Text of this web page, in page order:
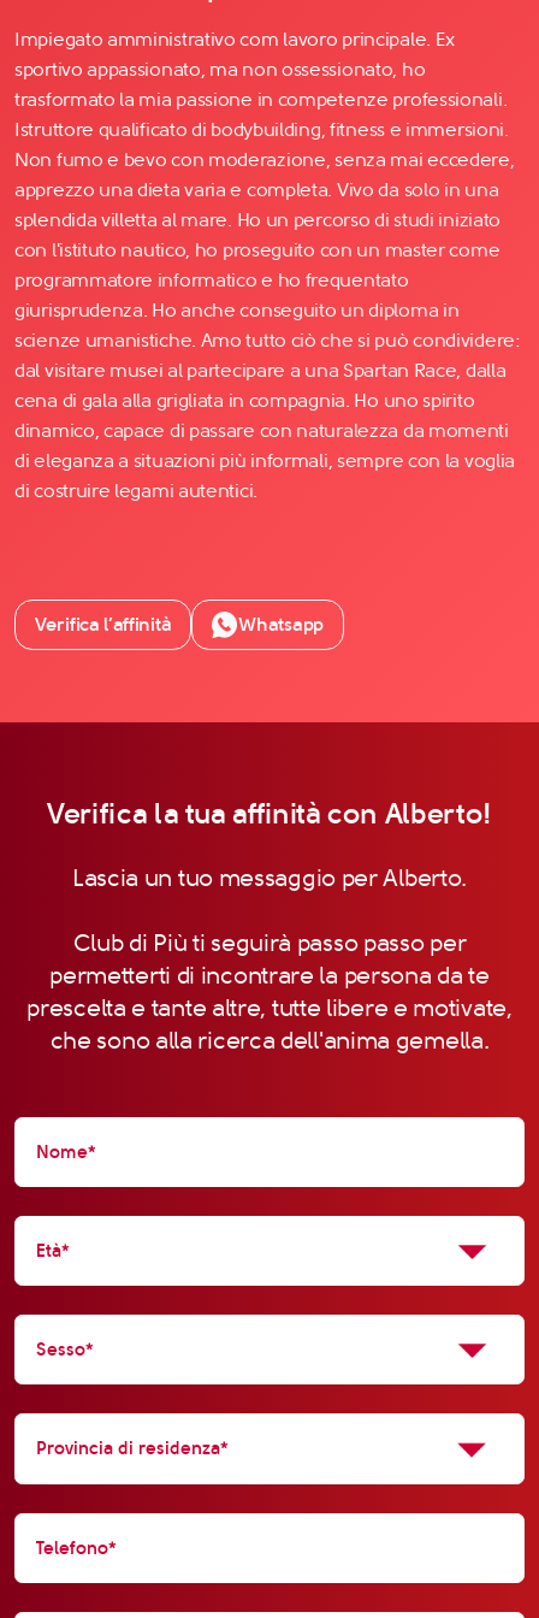
Impiegato amministrativo com lavoro principale. Ex
sportivo appassionato, ma non ossessionato, ho
trasformato la mia passione in competenze professionali.
Istruttore qualificato di bodybuilding, fitness e immersioni.
Non fumo e bevo con moderazione, senza mai eccedere,
apprezzo una dieta varia e completa. Vivo da solo in una
splendida villetta al mare. Ho un percorso di studi iniziato
con l'istituto nautico, ho proseguito con un master come
programmatore informatico e ho frequentato
giurisprudenza. Ho anche conseguito un diploma in
scienze umanistiche. Amo tutto ciò che si può condividere:
dal visitare musei al partecipare a una Spartan Race, dalla
cena di gala alla grigliata in compagnia. Ho uno spirito
dinamico, capace di passare con naturalezza da momenti
di eleganza a situazioni più informali, sempre con la voglia
di costruire legami autentici.
Verifica l’affinità Whatsapp
Verifica la tua affinità con Alberto!
Lascia un tuo messaggio per Alberto.
Club di Più ti seguirà passo passo per
permetterti di incontrare la persona da te
prescelta e tante altre, tutte libere e motivate,
che sono alla ricerca dell'anima gemella.